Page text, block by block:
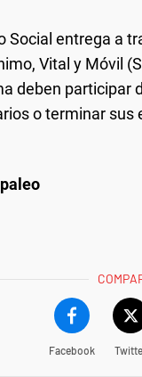
Social entrega a
Vital y Móvil
deben participar
o terminar sus
Facebook